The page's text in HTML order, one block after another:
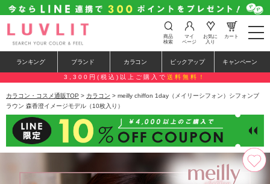
t
o
e
n
a
a
i
o
n
商品
検索
マイ
ページ
お気に
入り
カート
ランキング ブランド カラコン ピックアップ キャンペーン
3,300円(税込)以上ご購入で 送料無料！
カラコン・コスメ通販TOP > カラコン > meilly chiffon 1day（メイリーシフォン）シフォンブ
ラウン 森香澄イメージモデル（10枚入り）